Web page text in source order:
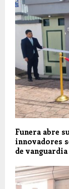
Funera abre
innovadores
de vanguardia